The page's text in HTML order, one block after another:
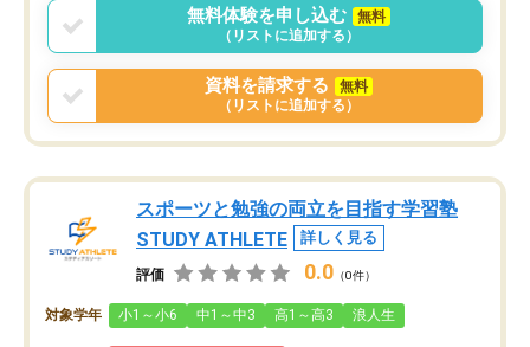
無料体験を申し込む
無料
（リストに追加する）
資料を請求する
無料
（リストに追加する）
スポーツと勉強の両立を目指す学習塾
STUDY ATHLETE
詳しく見る
評価 0.0 （0件）
対象学年 小1～小6 中1～中3 高1～高3 浪人生